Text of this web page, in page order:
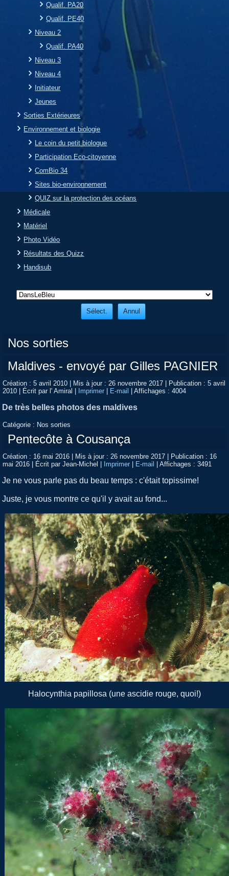
Qualif. PA20
Qualif. PE40
Niveau 2
Qualif. PA40
Niveau 3
Niveau 4
Initiateur
Jeunes
Sorties Extérieures
Environnement et biologie
Le coin du petit biologue
Participation Eco-citoyenne
ComBio 34
Sites bio-environnement
QUIZ sur la protection des océans
Médicale
Matériel
Photo Vidéo
Résultats des Quizz
Handisub
Nos sorties
Maldives - envoyé par Gilles PAGNIER
Création : 5 avril 2010 | Mis à jour : 26 novembre 2017 | Publication : 5 avril
2010 | Écrit par l' Amiral | Imprimer | E-mail |Affichages : 4004
De très belles photos des maldives
Catégorie : Nos sorties
Pentecôte à Cousança
Création : 16 mai 2016 | Mis à jour : 26 novembre 2017 | Publication : 16
mai 2016 | Écrit par Jean-Michel | Imprimer | E-mail |Affichages : 3491
Je ne vous parle pas du beau temps : c'était topissime!
Juste, je vous montre ce qu'il y avait au fond...
Halocynthia papillosa (une ascidie rouge, quoi!)